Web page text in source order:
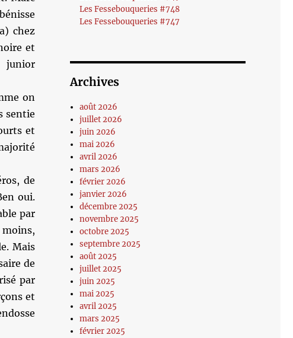
chez
et
junior
on
sentie
et
de
oui.
par
moins,
Mais
de
par
et
Les Fessebouqueries #748
Les Fessebouqueries #747
Archives
août 2026
juillet 2026
juin 2026
mai 2026
avril 2026
mars 2026
février 2026
janvier 2026
décembre 2025
novembre 2025
octobre 2025
septembre 2025
août 2025
juillet 2025
juin 2025
mai 2025
avril 2025
mars 2025
février 2025